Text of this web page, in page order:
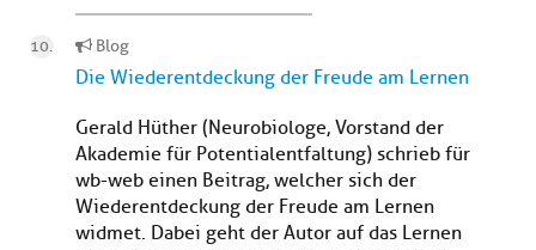
Blog
Die Wiederentdeckung der Freude am Lernen
Gerald Hüther (Neurobiologe, Vorstand der
Akademie für Potentialentfaltung) schrieb für
wb-web einen Beitrag, welcher sich der
Wiederentdeckung der Freude am Lernen
widmet. Dabei geht der Autor auf das Lernen